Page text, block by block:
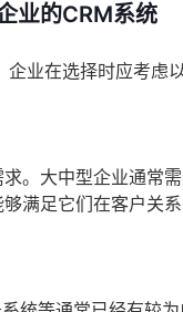
业的CRM系统
业在选择时应考虑
。大中型企业通常
满足它们在客户关系